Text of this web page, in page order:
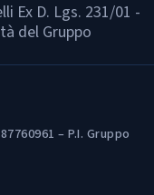
Ex D. Lgs. 231/01 -
del Gruppo
– P.I. Gruppo